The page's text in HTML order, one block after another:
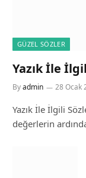
GÜZEL SÖZLER
Yazık İle
Byadmin 28 Ocak
Yazık İle İlgili
değerlerin